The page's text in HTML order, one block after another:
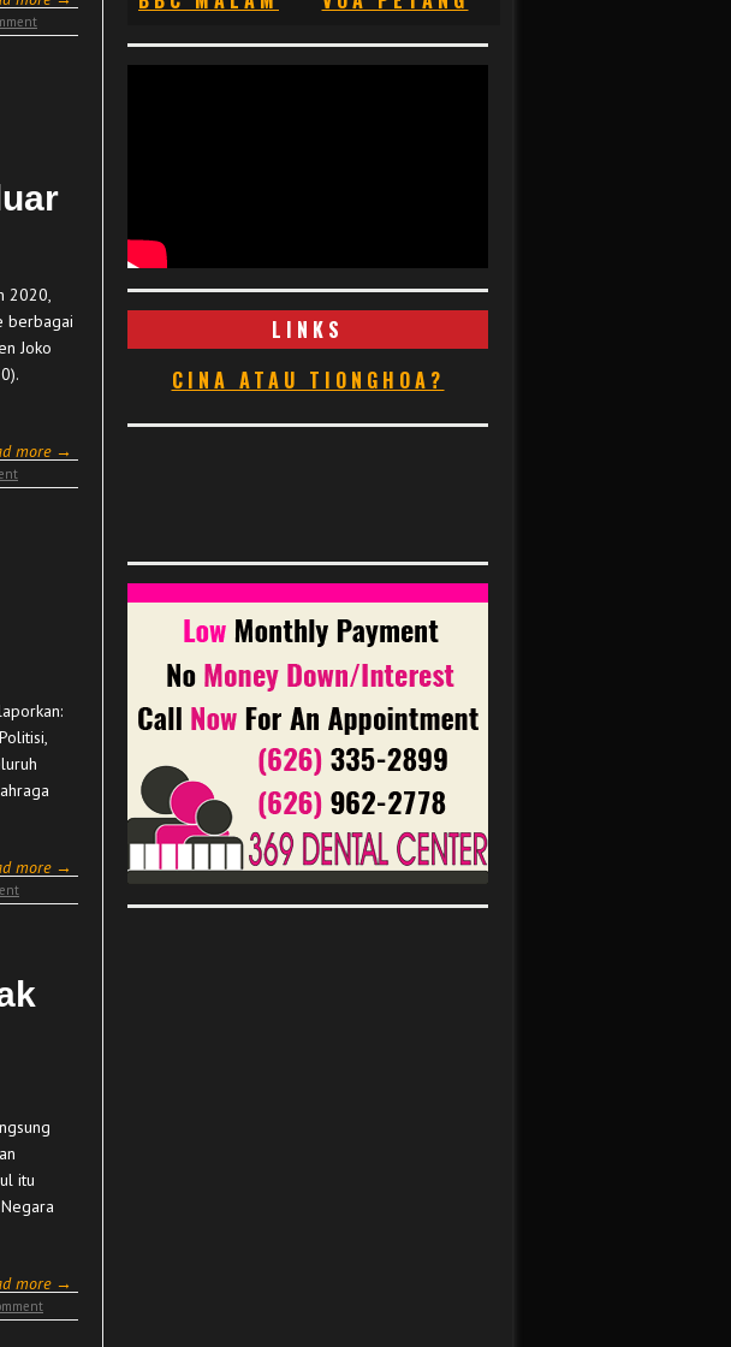
2020,
berbagai
Joko
more →
more →
itu
more →
LINKS
CINA ATAU TIONGHOA?